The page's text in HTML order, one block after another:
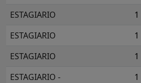
ESTAGIARIO
1
ESTAGIARIO
1
ESTAGIARIO
1
ESTAGIARIO -
1